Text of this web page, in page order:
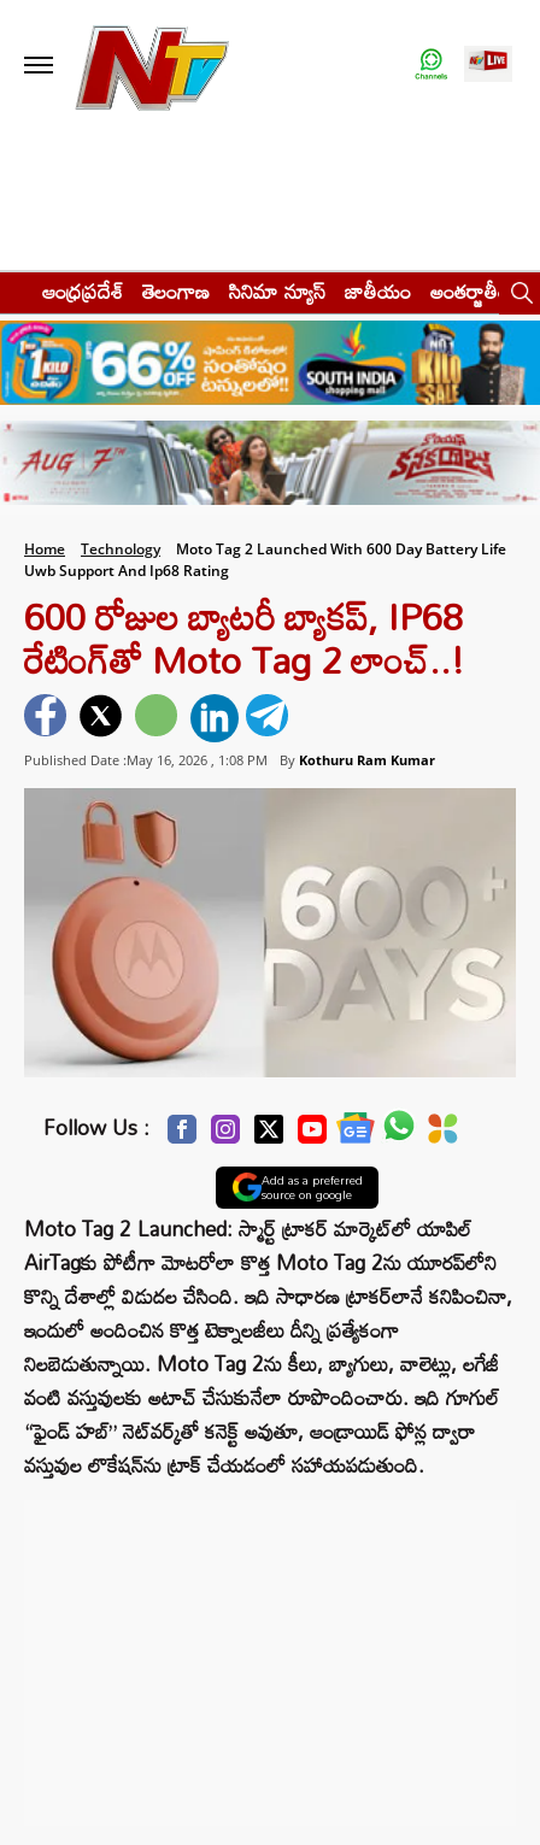
ఆంధ్రప్రదేశ్ తెలంగాణ సినిమా న్యూస్ జాతీయం అంతర్జాతీయం
Home Technology
Moto Tag 2 Launched With 600 Day Battery Life
Uwb Support And Ip68 Rating
600 రోజుల బ్యాటరీ బ్యాకప్‌, IP68
రేటింగ్‌తో Moto Tag 2 లాంచ్..!
Published Date :May 16, 2026 , 1:08 PM By Kothuru Ram Kumar
Follow Us :
Add as a preferred
source on google
Moto Tag 2 Launched: స్మార్ట్ ట్రాకర్ మార్కెట్‌లో యాపిల్
AirTag‌కు పోటీగా మోటరోలా కొత్త Moto Tag 2ను యూరప్‌లోని
కొన్ని దేశాల్లో విడుదల చేసింది. ఇది సాధారణ ట్రాకర్‌లానే కనిపించినా,
ఇందులో అందించిన కొత్త టెక్నాలజీలు దీన్ని ప్రత్యేకంగా
నిలబెడుతున్నాయి. Moto Tag 2ను కీలు, బ్యాగులు, వాలెట్లు, లగేజీ
వంటి వస్తువులకు అటాచ్ చేసుకునేలా రూపొందించారు. ఇది గూగుల్
“ఫైండ్ హబ్” నెట్‌వర్క్‌తో కనెక్ట్ అవుతూ, ఆండ్రాయిడ్ ఫోన్ల ద్వారా
వస్తువుల లొకేషన్‌ను ట్రాక్ చేయడంలో సహాయపడుతుంది.